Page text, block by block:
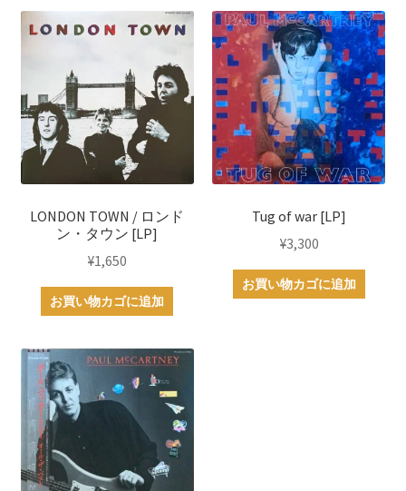
LONDON TOWN / ロンド
ン・タウン [LP]
¥1,650
お買い物カゴに追加
Tug of war [LP]
¥3,300
お買い物カゴに追加